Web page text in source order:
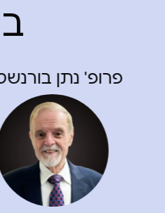
פרופ' חן הלוי
נוירולוג מומחה בשבץ
מנהל מחלקת נוירולוגיה-שבץ באיכילוב
מנהל שותף במרכז הישראלי לשבץ